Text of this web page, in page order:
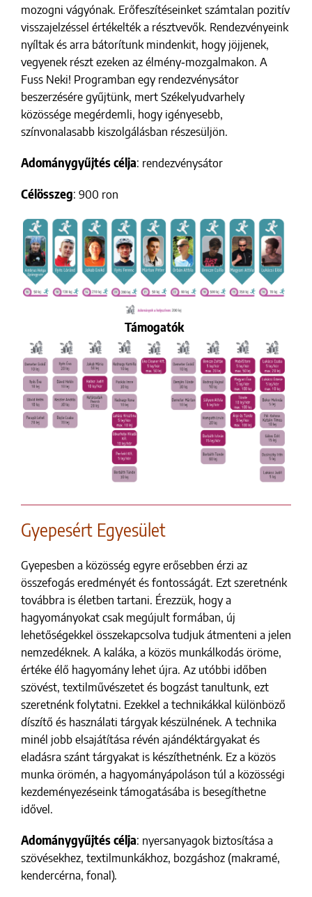
mozogni vágyónak. Erőfeszítéseinket számtalan pozitív
visszajelzéssel értékelték a résztvevők. Rendezvényeink
nyíltak és arra bátorítunk mindenkit, hogy jöjjenek,
vegyenek részt ezeken az élmény‑mozgalmakon. A
Fuss Neki! Programban egy rendezvénysátor
beszerzésére gyűjtünk, mert Székelyudvarhely
közössége megérdemli, hogy igényesebb,
színvonalasabb kiszolgálásban részesüljön.
Adománygyűjtés célja: rendezvénysátor
Célösszeg: 900 ron
Támogatók
Gyepesért Egyesület
Gyepesben a közösség egyre erősebben érzi az
összefogás eredményét és fontosságát. Ezt szeretnénk
továbbra is életben tartani. Érezzük, hogy a
hagyományokat csak megújult formában, új
lehetőségekkel összekapcsolva tudjuk átmenteni a jelen
nemzedéknek. A kaláka, a közös munkálkodás öröme,
értéke élő hagyomány lehet újra. Az utóbbi időben
szövést, textilművészetet és bogzást tanultunk, ezt
szeretnénk folytatni. Ezekkel a technikákkal különböző
díszítő és használati tárgyak készülnének. A technika
minél jobb elsajátítása révén ajándéktárgyakat és
eladásra szánt tárgyakat is készíthetnénk. Ez a közös
munka örömén, a hagyományápoláson túl a közösségi
kezdeményezéseink támogatásába is besegíthetne
idővel.
Adománygyűjtés célja: nyersanyagok biztosítása a
szövésekhez, textilmunkákhoz, bozgáshoz (makramé,
kendercérna, fonal).